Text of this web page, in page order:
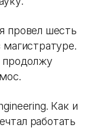
провел шесть
магистратуре.
продолжу
Как и
работать